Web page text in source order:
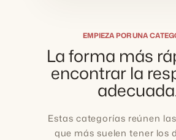
EMPIEZA POR UNA
La forma más
encontrar la
Estas categorías reúnen
que más suelen tener los